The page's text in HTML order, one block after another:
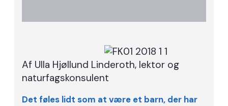
Af Ulla Hjøllund Linderoth, lektor og
naturfagskonsulent
Det føles lidt som at være et barn, der har